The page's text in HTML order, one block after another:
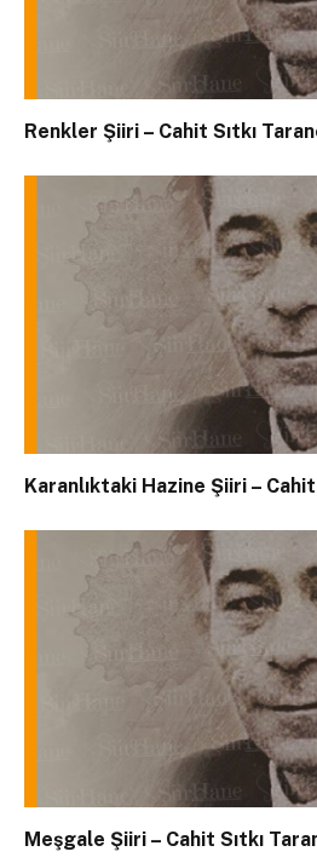
Renkler Şiiri – Cahit Sıtkı
Karanlıktaki Hazine Şiiri – Cahit
Meşgale Şiiri – Cahit Sıtkı